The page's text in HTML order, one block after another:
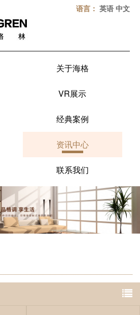
关于海格
VR展示
经典案例
资讯中心
联系我们
语言： 英语 中文